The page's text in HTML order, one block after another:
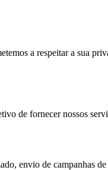
a respeitar a sua
de fornecer nossos
envio de campanhas